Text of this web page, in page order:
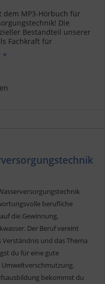
dem MP3-Hörbuch für
Die
Bestandteil unserer
Fachkraft für
*
berufliche
die Gewinnung,
Der Beruf vereint
und das Thema
du für eine gute
bekommst du